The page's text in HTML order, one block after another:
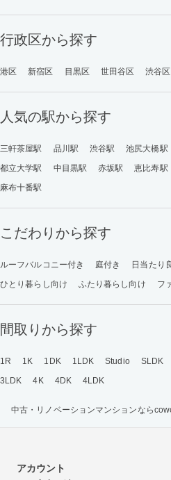
行政区から探す
港区 新宿区 目黒区 世田谷区 渋谷区
人気の駅から探す
三軒茶屋駅 品川駅 渋谷駅 池尻大橋駅
都立大学駅
中目黒駅 赤坂駅 恵比寿駅
麻布十番駅
こだわりから探す
ルーフバルコニー付き 庭付き 日当たり
ひとり暮らし向け
ふたり暮らし向け フ
間取りから探す
1R 1K 1DK 1LDK Studio SLDK
3LDK
4K 4DK 4LDK
中古・リノベーションマンションなら
アカウント